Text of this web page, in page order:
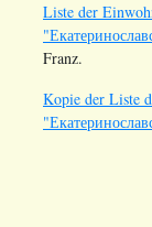
Liste der
Franz.
Kopie der Liste